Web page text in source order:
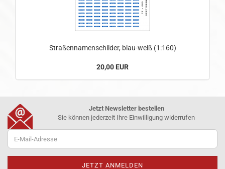
Straßennamenschilder, blau-weiß (1:160)
20,00 EUR
Jetzt Newsletter bestellen
Sie können jederzeit Ihre Einwilligung widerrufen